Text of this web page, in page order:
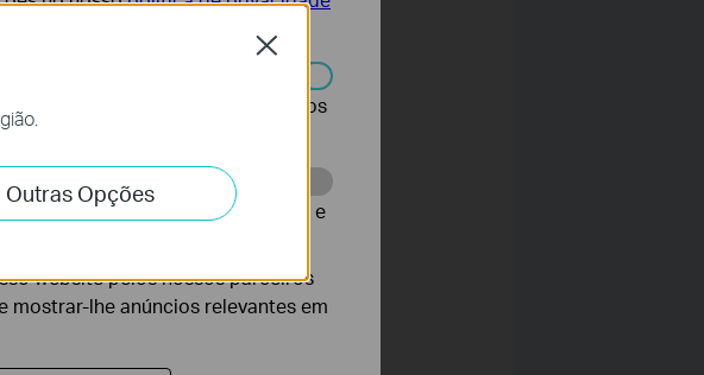
Outras Opções
Close
e não podem ser desativados nos
no nosso website para melhorar e
website pelos nossos parceiros
lhe anúncios relevantes em